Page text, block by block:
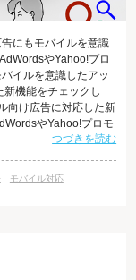
にもモバイルを意識
やYahoo!プロ
イルを意識したアッ
機能をチェックし
向け広告に対応した新
やYahoo!プロモ
すべき新機能の多く
る、
つづきを読む
モバイル対応